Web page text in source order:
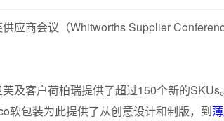
应商会议（Whitworths Supplier
及客户荷柏瑞提供了超过150个新的
软包装为此提供了从创意设计和制版，到